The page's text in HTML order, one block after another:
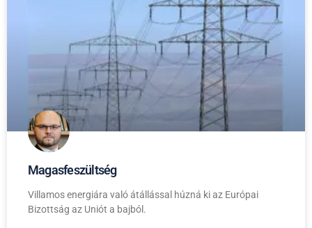
Magasfeszültség
Villamos energiára való átállással húzná ki az Európai
Bizottság az Uniót a bajból.